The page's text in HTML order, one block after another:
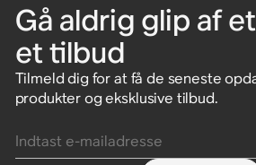
Gå aldrig glip af
et tilbud
Tilmeld dig for at få de seneste
produkter og eksklusive tilbud.